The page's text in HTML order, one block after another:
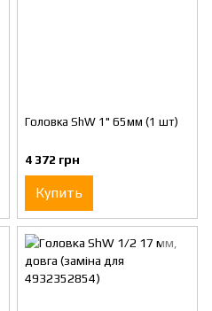
Головка ShW 1" 65мм (1 шт)
4 372 грн
Купить